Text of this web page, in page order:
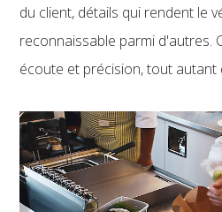
du client, détails qui rendent le
reconnaissable parmi d'autres.
écoute et précision, tout autant